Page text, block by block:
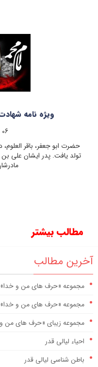
ویژه نامه
06 مرداد 1399
تولد یافت. پدر ایشان علی بن
مطالب بیشتر
آخرین مطالب
مجموعه «حرف های من و خدا»
مجموعه «حرف های من و خدا»
مجموعه زیبای «حرف های من و
احیاء لیالی قدر
باطن شناسی لیالی قدر